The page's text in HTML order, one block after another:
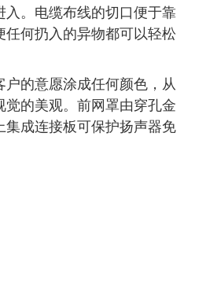
入。电缆布线的切口便于靠
任何扔入的异物都可以轻松
户的意愿涂成任何颜色，从
觉的美观。前网罩由穿孔金
集成连接板可保护扬声器免